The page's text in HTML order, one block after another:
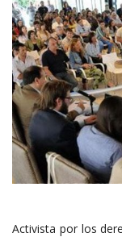
Activista por los